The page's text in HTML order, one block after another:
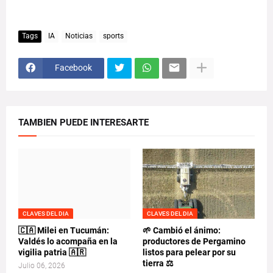
Tags IA Noticias sports
Facebook
TAMBIEN PUEDE INTERESARTE
CLAVES DEL DIA
🇨🇦 Milei en Tucumán:
Valdés lo acompaña en la
vigilia patria 🇦🇷
Julio 06, 2026
CLAVES DEL DIA
🌱 Cambió el ánimo:
productores de Pergamino
listos para pelear por su
tierra ⚖️